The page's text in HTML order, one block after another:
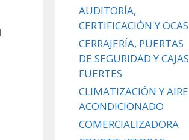
AUDITORÍA,
CERTIFICACIÓN Y OCAS
CERRAJERÍA, PUERTAS
DE SEGURIDAD Y CAJAS
FUERTES
CLIMATIZACIÓN Y AIRE
ACONDICIONADO
COMERCIALIZADORA